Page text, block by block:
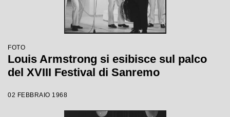
FOTO
Louis Armstrong si esibisce sul palco
del XVIII Festival di Sanremo
02 FEBBRAIO 1968